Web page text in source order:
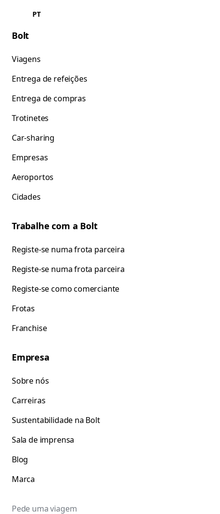
PT
Bolt
Viagens
Entrega de refeições
Entrega de compras
Trotinetes
Car-sharing
Empresas
Aeroportos
Cidades
Trabalhe com a Bolt
Registe-se numa frota parceira
Registe-se numa frota parceira
Registe-se como comerciante
Frotas
Franchise
Empresa
Sobre nós
Carreiras
Sustentabilidade na Bolt
Sala de imprensa
Blog
Marca
Pede uma viagem